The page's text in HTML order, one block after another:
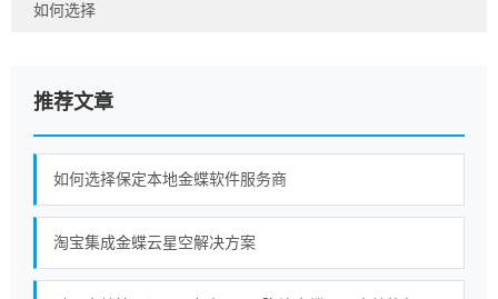
如何选择
推荐文章
如何选择保定本地金蝶软件服务商
淘宝集成金蝶云星空解决方案